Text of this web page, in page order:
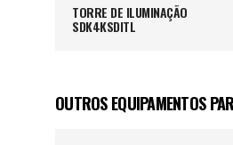
TORRE DE ILUMINAÇÃO
SDK4KSDITL
OUTROS EQUIPAMENTOS